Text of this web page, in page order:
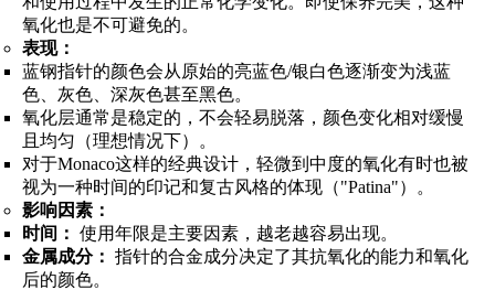
氧化也是不可避免的。
表现：
蓝钢指针的颜色会从原始的亮蓝色/银白色逐渐变为浅蓝
色、灰色、深灰色甚至黑色。
氧化层通常是稳定的，不会轻易脱落，颜色变化相对缓慢
且均匀（理想情况下）。
对于Monaco这样的经典设计，轻微到中度的氧化有时也被
视为一种时间的印记和复古风格的体现（"Patina"）。
影响因素：
时间： 使用年限是主要因素，越老越容易出现。
金属成分： 指针的合金成分决定了其抗氧化的能力和氧化
后的颜色。